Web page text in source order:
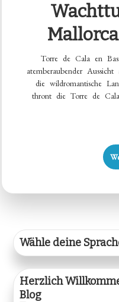
Torre de Cala en
atemberaubender
die wildromantische
thront die Torre de
Wähle deine
Herzlich
Blog